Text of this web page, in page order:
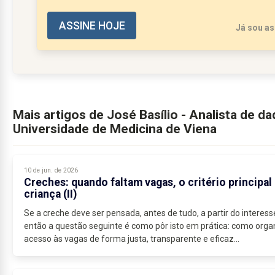
ASSINE HOJE Já sou
Mais artigos de José Basílio - Analista de
Universidade de Medicina de Viena
10 de jun. de 2026
Creches: quando faltam vagas, o critério principal
criança (II)
Se a creche deve ser pensada, antes de tudo, a partir do
então a questão seguinte é como pôr isto em prática: como
acesso às vagas de forma justa, transparente e eficaz...